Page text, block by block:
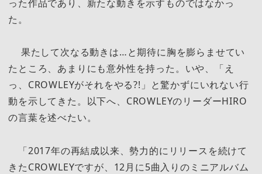
った作品であり、新たな動きを示すものではなかっ
た。
果たして次なる動きは…と期待に胸を膨らませてい
たところ、あまりにも意外性を持った。いや、「え
っ、CROWLEYがそれをやる?!」と驚かずにいれない行
動を示してきた。以下へ、CROWLEYのリーダーHIRO
の言葉を述べたい。
「2017年の再結成以来、勢力的にリリースを続けて
きたCROWLEYですが、12月に5曲入りのミニアルバム